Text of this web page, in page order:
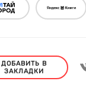
ДОБАВИТЬ В
ЗАКЛАДКИ